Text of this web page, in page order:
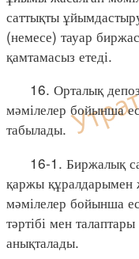
саттықты
(немесе) тауар
қамтамасыз етеді.
16. Орталық
мәмілелер бойынша
табылады.
16-1. Биржалық
қаржы құралдарымен
мәмілелер бойынша
тәртібі мен
анықталады.